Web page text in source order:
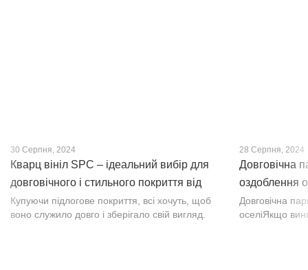
30 Серпня, 2024
Кварц вініл SPC – ідеальний вибір для
довговічного і стильного покриття від
PROFLOOR
Купуючи підлогове покриття, всі хочуть, щоб
воно служило довго і зберігало свій вигляд.
28 Серпня, 2024
Довговічна
оздоблення
Довговічна
оселіЯкщо